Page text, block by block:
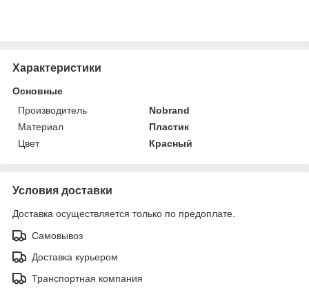
Характеристики
Основные
Производитель
Nobrand
Материал
Пластик
Цвет
Красный
Условия доставки
Доставка осуществляется только по предоплате.
Самовывоз
Доставка курьером
Транспортная компания